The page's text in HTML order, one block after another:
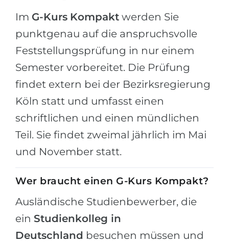
Unsere Studierenden werden
BERATUNG!
Belarus
Anderes Land
BERATUNG BUCHEN
Im G-Kurs Kompakt werden Sie
punktgenau auf die anspruchsvolle
Feststellungsprüfung in nur einem
Semester vorbereitet. Die Prüfung
findet extern bei der Bezirksregierung
Köln statt und umfasst einen
schriftlichen und einen mündlichen
Teil. Sie findet zweimal jährlich im Mai
und November statt.
Wer braucht einen G-Kurs Kompakt?
Ausländische Studienbewerber, die
ein Studienkolleg in
Deutschland besuchen müssen und